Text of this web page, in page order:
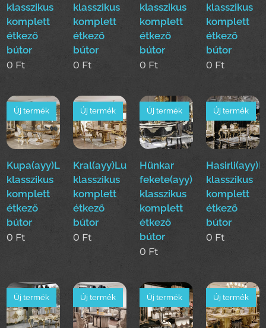
klasszikus
komplett
étkező
bútor
0 Ft
klasszikus
komplett
étkező
bútor
0 Ft
klasszikus
komplett
étkező
bútor
0 Ft
klasszikus
komplett
étkező
bútor
0 Ft
Kupa(ayy)Luxus
klasszikus
komplett
étkező
bútor
Új termék
0 Ft
Kral(ayy)Luxus
klasszikus
komplett
étkező
bútor
Új termék
0 Ft
Hünkar
fekete(ayy)Luxus
klasszikus
komplett
étkező
bútor
Új termék
0 Ft
klasszikus
komplett
étkező
bútor
Új termék
0 Ft
Új termék Új termék Új termék Új termék